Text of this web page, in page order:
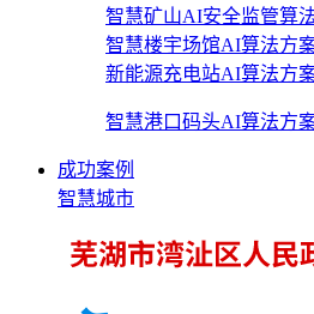
智慧矿山AI安全监管算
智慧楼宇场馆AI算法方
新能源充电站AI算法方
智慧港口码头AI算法方
成功案例
智慧城市